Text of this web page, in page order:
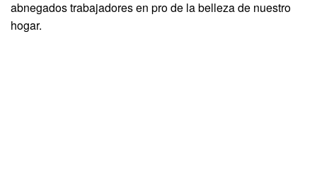
abnegados trabajadores en pro de la belleza de nuestro
hogar.